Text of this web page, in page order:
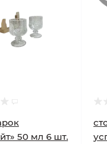
50 мл 6 шт.